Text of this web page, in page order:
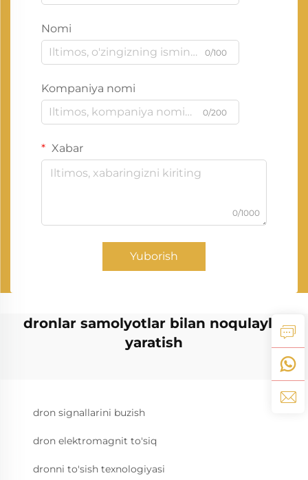
Nomi
0/100
Kompaniya nomi
0/200
Xabar
0/1000
Yuborish
dronlar samolyotlar bilan noqulaylik
yaratish
dron signallarini buzish
dron elektromagnit to'siq
dronni to'sish texnologiyasi